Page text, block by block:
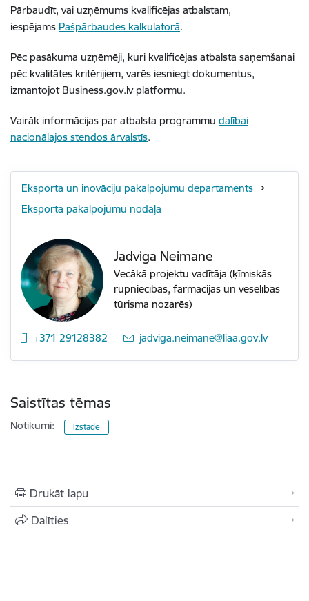
Pārbaudīt, vai uzņēmums kvalificējas atbalstam,
iespējams Pašpārbaudes kalkulatorā.
Pēc pasākuma uzņēmēji, kuri kvalificējas atbalsta saņemšanai
pēc kvalitātes kritērijiem, varēs iesniegt dokumentus,
izmantojot Business.gov.lv platformu.
Vairāk informācijas par atbalsta programmu dalībai
nacionālajos stendos ārvalstīs.
Eksporta un inovāciju pakalpojumu departaments
Eksporta pakalpojumu nodaļa
Jadviga Neimane
Vecākā projektu vadītāja (ķīmiskās
rūpniecības, farmācijas un veselības
tūrisma nozarēs)
+371 29128382 E-pasts:
jadviga.neimane@liaa.gov.lv
Saistītas tēmas
Notikumi: Izstāde
Drukāt lapu
Dalīties